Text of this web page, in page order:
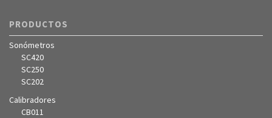
PRODUCTOS
Sonómetros
SC420
SC250
SC202
Calibradores
CB011